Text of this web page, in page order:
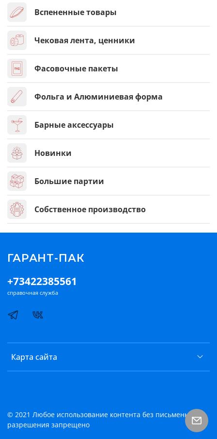
Вспененные товары
Чековая лента, ценники
Фасовочные пакеты
Фольга и Алюминиевая форма
Барные аксессуары
Новинки
Большие партии
Собственное производство
Карта сайта
+73422385561
справочная служба
ГАРАНТ-ПАК
© 2021 Любое использование контента без письменного
разрешения запрещено